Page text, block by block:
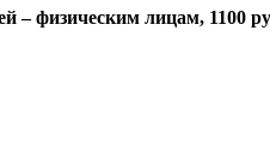
– физическим лицам, 1100